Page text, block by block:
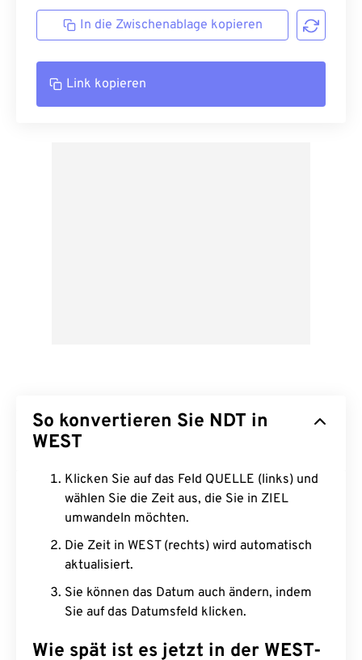
In die Zwischenablage kopieren
Link kopieren
So konvertieren Sie NDT in
WEST
Klicken Sie auf das Feld QUELLE (links) und
wählen Sie die Zeit aus, die Sie in ZIEL
umwandeln möchten.
Die Zeit in WEST (rechts) wird automatisch
aktualisiert.
Sie können das Datum auch ändern, indem
Sie auf das Datumsfeld klicken.
Wie spät ist es jetzt in der WEST-